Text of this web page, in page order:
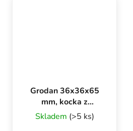
Grodan 36x36x65
mm, kocka z
kamennej vlny bez
otvoru, 1 kus
Skladem (>5 ks)